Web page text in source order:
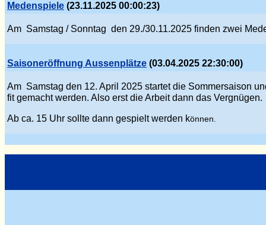
Medenspiele (23.11.2025 00:00:23)
Am Samstag / Sonntag den 29./30.11.2025 finden zwei
Saisoneröffnung Aussenplätze (03.04.2025 22:30:00)
Am Samstag den 12. April 2025 startet die Sommersaison
fit gemacht werden. Also erst die Arbeit dann das Vergnügen.
Ab ca. 15 Uhr sollte dann gespielt werden können.